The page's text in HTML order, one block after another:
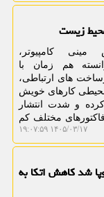
زیست
کامپیوتر،
هم زمان با
های ارتباطی،
کارهای خویش
و شدت انتشار
مختلف کم
۱۴۰۵/۰۳/۱۷ ۱۹:۰۷:۵۹
شد کاهش اتکا به